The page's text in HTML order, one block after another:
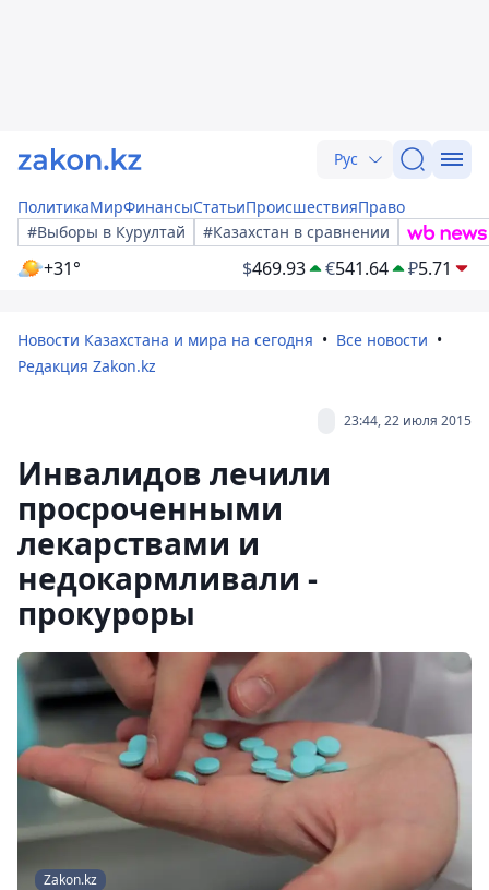
Рус
ПолитикаМирФинансыСтатьиПроисшествияПраво
#Выборы в Курултай
#Казахстан в сравнении
+31° $469.93 €541.64 ₽5.71
Новости Казахстана и мира на сегодня
Все новости
Редакция Zakon.kz
23:44, 22 июля 2015
Инвалидов лечили
просроченными
лекарствами и
недокармливали -
прокуроры
Zakon.kz